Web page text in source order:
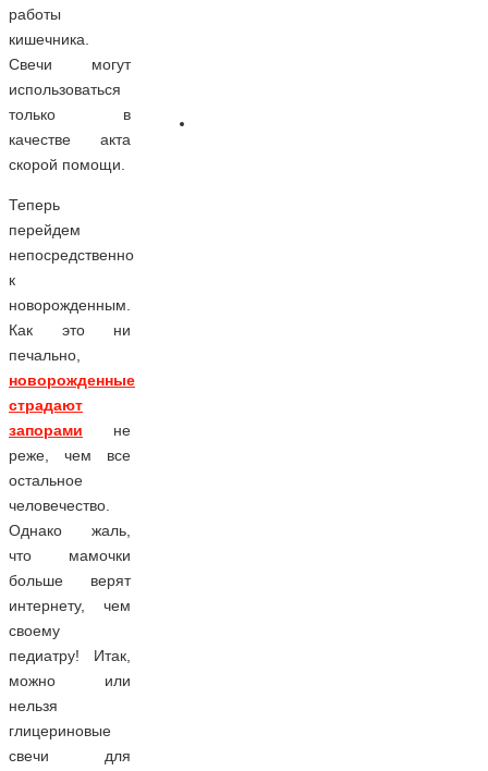
работы
кишечника.
Свечи могут
использоваться
только в
качестве акта
скорой помощи.
Теперь
перейдем
непосредственно
к
новорожденным.
Как это ни
печально,
новорожденные
страдают
запорами не
реже, чем все
остальное
человечество.
Однако жаль,
что мамочки
больше верят
интернету, чем
своему
педиатру! Итак,
можно или
нельзя
глицериновые
свечи для